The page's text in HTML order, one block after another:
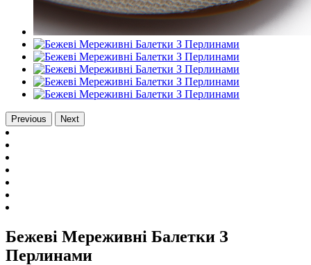
Previous Next
Бежеві Мереживні Балетки З
Перлинами